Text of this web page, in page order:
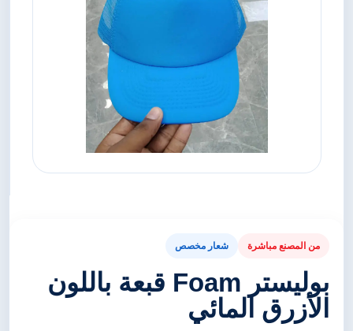
من المصنع مباشرة شعار مخصص
بوليستر Foam قبعة باللون
الأزرق المائي